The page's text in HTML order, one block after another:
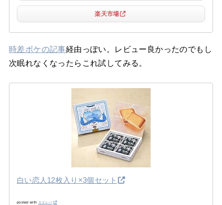
楽天市場
時差ボケの記事経由っぽい。レビュー良かったのでもし
次眠れなくなったらこれ試してみる。
白い恋人12枚入り×3個セット
posted with カエレバ